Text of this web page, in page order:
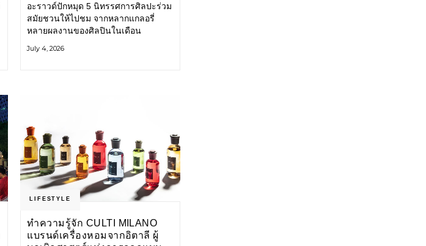
อะราวด์ปักหมุด 5 นิทรรศการศิลปะร่วม
สมัยชวนให้ไปชม จากหลากแกลอรี่
หลายผลงานของศิลปินในเดือน
วันนี้ – 16 สิงหาคม 2569 นิทรรศการ
July 4, 2026
LIFESTYLE
ทำความรู้จัก CULTI MILANO
แบรนด์เครื่องหอมจากอิตาลี ผู้